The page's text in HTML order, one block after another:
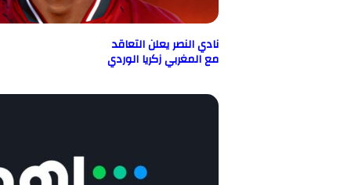
نادي النصر يعلن التعاقد
مع المغربي زكريا الوردي